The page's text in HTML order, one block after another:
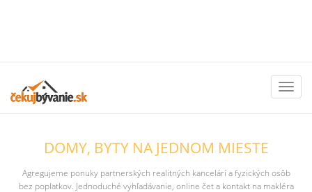
DOMY, BYTY NA JEDNOM MIESTE
Agregujeme ponuky partnerských realitných kancelárí a fyzických osôb
bez poplatkov. Jednoduché vyhľadávanie, online čet a kontakt na makléra